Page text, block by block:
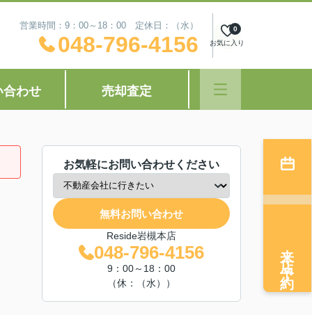
営業時間：9：00～18：00 定休日：（水）
048-796-4156 お気に入り
0
合わせ 売却査定
お気軽にお問い合わせください
無料お問い合わせ
Reside岩槻本店
048-796-4156
9：00～18：00
（休：（水））
来店予約